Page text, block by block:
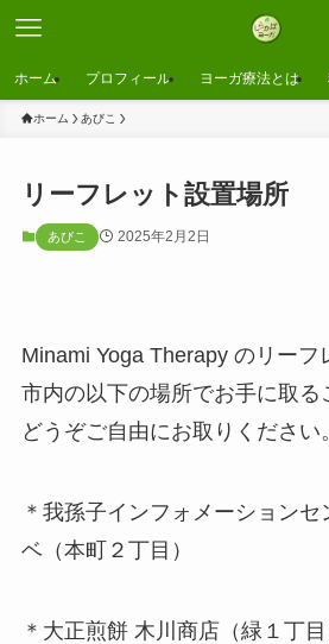
ホーム プロフィール ヨーガ療法とは
ホーム あびこ
リーフレット設置場所
あびこ 2025年2月2日
Minami Yoga Therapy のリーフ
市内の以下の場所でお手に取る
どうぞご自由にお取りください。
＊我孫子インフォメーション
ベ（本町２丁目）
＊大正煎餅 木川商店（緑１丁目